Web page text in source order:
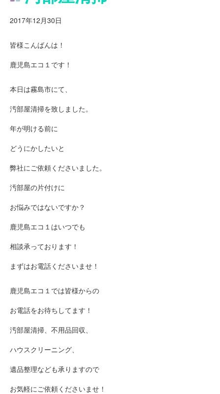
2017年12月30日
皆様こんばんは！
鹿児島エコ１です！
本日は霧島市にて、
汚部屋清掃を致しました。
年が明ける前に
どうにかしたいと
弊社にご依頼くださいました。
汚部屋の片付けに
お悩みではないですか？
鹿児島エコ１はいつでも
相談承っております！
まずはお電話くださいませ！
鹿児島エコ１では皆様からの
お電話をお待ちしてます！
汚部屋清掃、不用品回収、
ハウスクリーニング、
遺品整理なども承りますので
お気軽にご依頼くださいませ！